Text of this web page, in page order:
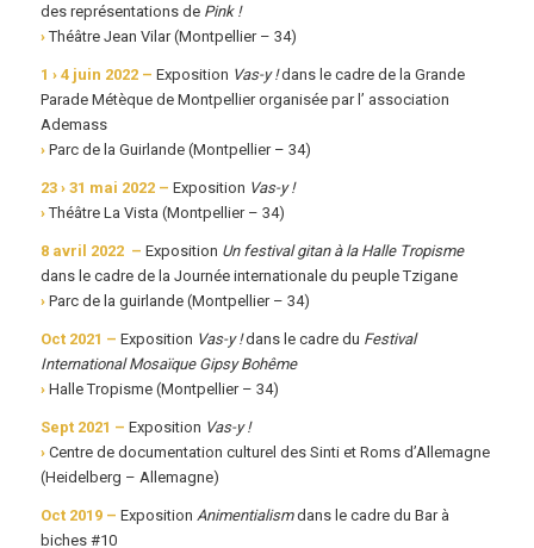
des représentations de Pink !
›Théâtre Jean Vilar (Montpellier – 34)
1 › 4 juin 2022 – Exposition Vas-y !dans le cadre de la Grande
Parade Métèque de Montpellier organisée par l’ association
Ademass
›Parc de la Guirlande (Montpellier – 34)
23 › 31 mai 2022 – Exposition Vas-y !
›Théâtre La Vista (Montpellier – 34)
8 avril 2022 – Exposition Un festival gitan à la Halle Tropisme
dans le cadre de la Journée internationale du peuple Tzigane
›Parc de la guirlande (Montpellier – 34)
Oct 2021 – Exposition Vas-y !dans le cadre du Festival
International Mosaïque Gipsy Bohême
›Halle Tropisme (Montpellier – 34)
Sept 2021 – Exposition Vas-y !
›Centre de documentation culturel des Sinti et Roms d’Allemagne
(Heidelberg – Allemagne)
Oct 2019 – Exposition Animentialismdans le cadre du Bar à
biches #10